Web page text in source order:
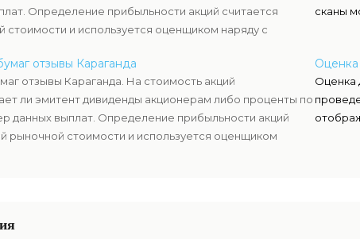
Определение прибыльности акций считается
и используется оценщиком наряду с
отзывы Караганда
отзывы Караганда. На стоимость акций
ли эмитент дивиденды акционерам либо проценты по
данных выплат. Определение прибыльности акций
рыночной стоимости и используется оценщиком
сканы
Оценка
Оценка